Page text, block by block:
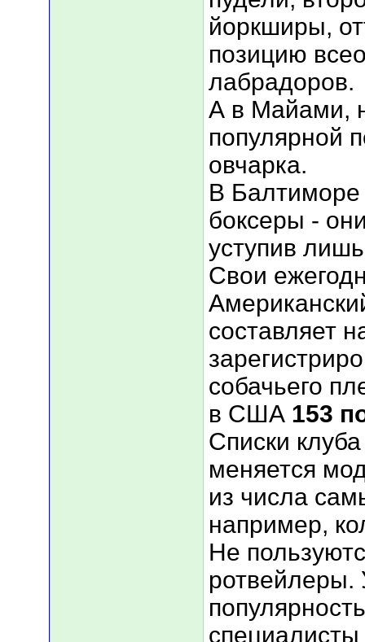
йоркширы,
позицию
лабрадоров.
А в Майами,
популярной
овчарка.
В Балтиморе
боксеры -
уступив
Свои
составляет
собачьего
в США 153
Списки
меняется
из числа
например,
Не
ротвейлеры.